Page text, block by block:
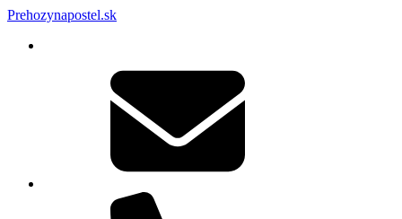
Prehozynapostel.sk